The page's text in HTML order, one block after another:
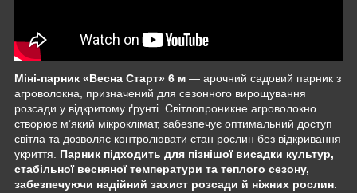
Міні-парник «Весна Старт» 6 м — арочний садовий парник з
агроволокна, призначений для сезонного вирощування
розсади у відкритому ґрунті. Світлопроникне агроволокно
створює м’який мікроклімат, забезпечує оптимальний доступ
світла та дозволяє контролювати стан рослин без відкривання
укриття. Парник підходить для пізнішої висадки культур,
стабільної весняної температури та теплого сезону,
забезпечуючи надійний захист розсади й ніжних рослин.